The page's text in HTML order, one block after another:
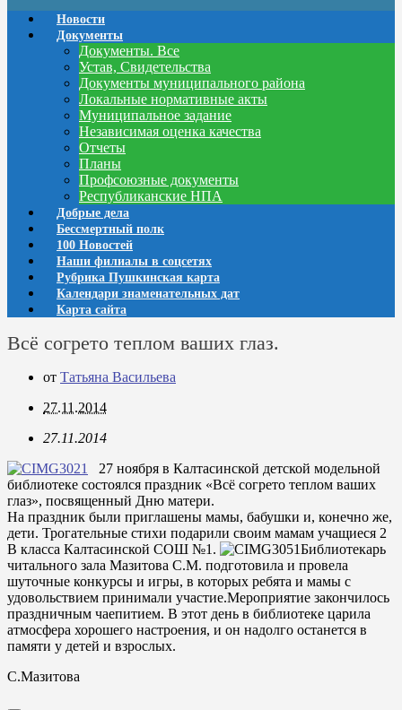
Новости
Документы
Документы. Все
Устав, Свидетельства
Документы муниципального района
Локальные нормативные акты
Муниципальное задание
Независимая оценка качества
Отчеты
Планы
Профсоюзные документы
Республиканские НПА
Добрые дела
Бессмертный полк
100 Новостей
Наши филиалы в соцсетях
Рубрика Пушкинская карта
Календари знаменательных дат
Карта сайта
Всё согрето теплом ваших глаз.
от Татьяна Васильева
27.11.2014
27.11.2014
27 ноября в Калтасинской детской модельной
библиотеке состоялся праздник «Всё согрето теплом ваших
глаз», посвященный Дню матери.
На праздник были приглашены мамы, бабушки и, конечно же,
дети. Трогательные стихи подарили своим мамам учащиеся 2
В класса Калтасинской СОШ №1.
Библиотекарь
читального зала Мазитова С.М. подготовила и провела
шуточные конкурсы и игры, в которых ребята и мамы с
удовольствием принимали участие.Мероприятие закончилось
праздничным чаепитием. В этот день в библиотеке царила
атмосфера хорошего настроения, и он надолго останется в
памяти у детей и взрослых.
С.Мазитова